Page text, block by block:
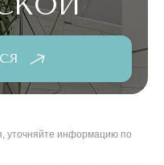
уточняйте информацию по